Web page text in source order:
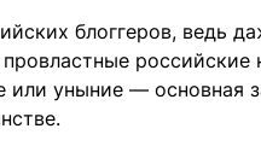
блоггеров, ведь
провластные
или уныние — основная